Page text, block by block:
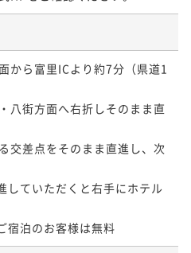
から富里ICより約7分（県道1
八街方面へ右折しそのまま直
交差点をそのまま直進し、次
していただくと右手にホテル
泊のお客様は無料